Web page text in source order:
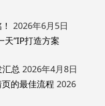
2026年6月5日
天”IP打造方案
总 2026年4月8日
的最佳流程 2026